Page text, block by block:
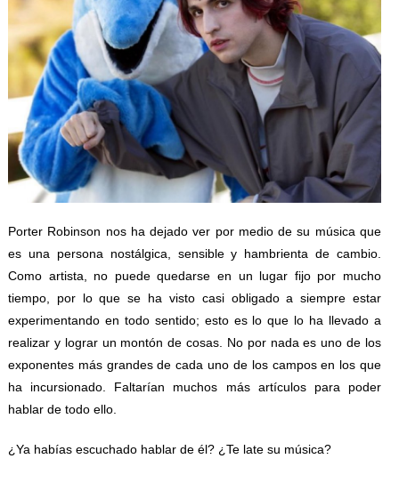
Porter Robinson nos ha dejado ver por medio de su música que
es una persona nostálgica, sensible y hambrienta de cambio.
Como artista, no puede quedarse en un lugar fijo por mucho
tiempo, por lo que se ha visto casi obligado a siempre estar
experimentando en todo sentido; esto es lo que lo ha llevado a
realizar y lograr un montón de cosas. No por nada es uno de los
exponentes más grandes de cada uno de los campos en los que
ha incursionado. Faltarían muchos más artículos para poder
hablar de todo ello.
¿Ya habías escuchado hablar de él? ¿Te late su música?